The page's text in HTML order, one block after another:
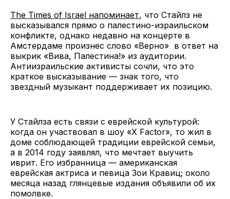
The Times of Israel напоминает, что Стайлз не
высказывался прямо о палестино-израильском
конфликте, однако недавно на концерте в
Амстердаме произнес слово «Верно» в ответ на
выкрик «Вива, Палестина!» из аудитории.
Антиизраильские активисты сочли, что это
краткое высказывание — знак того, что
звездный музыкант поддерживает их позицию.
У Стайлза есть связи с еврейской культурой:
когда он участвовал в шоу «X Factor», то жил в
доме соблюдающей традиции еврейской семьи,
а в 2014 году заявлял, что мечтает выучить
иврит. Его избранница — американская
еврейская актриса и певица Зои Кравиц; около
месяца назад глянцевые издания объявили об их
помолвке.